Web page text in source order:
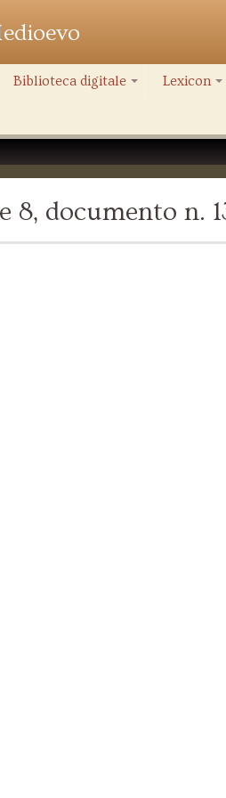
Biblioteca digitale Lexicon
documento n.